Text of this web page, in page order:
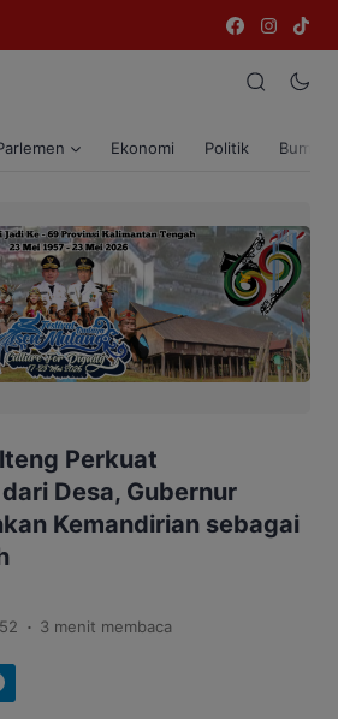
Ekonomi Politik Bumi
Perkuat
Desa, Gubernur
Kemandirian sebagai
. 3 menit membaca